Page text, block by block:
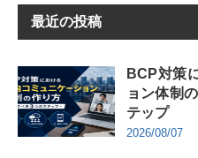
最近の投稿
BCP対策
ョン体制
テップ
2026/08/07